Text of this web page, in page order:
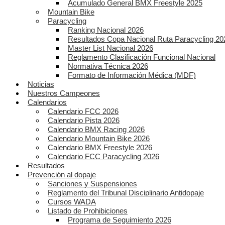
Acumulado General BMX Freestyle 2025
Mountain Bike
Paracycling
Ranking Nacional 2026
Resultados Copa Nacional Ruta Paracycling
Master List Nacional 2026
Reglamento Clasificación Funcional Nacional
Normativa Técnica 2026
Formato de Información Médica (MDF)
Noticias
Nuestros Campeones
Calendarios
Calendario FCC 2026
Calendario Pista 2026
Calendario BMX Racing 2026
Calendario Mountain Bike 2026
Calendario BMX Freestyle 2026
Calendario FCC Paracycling 2026
Resultados
Prevención al dopaje
Sanciones y Suspensiones
Reglamento del Tribunal Disciplinario Antidopaje
Cursos WADA
Listado de Prohibiciones
Programa de Seguimiento 2026